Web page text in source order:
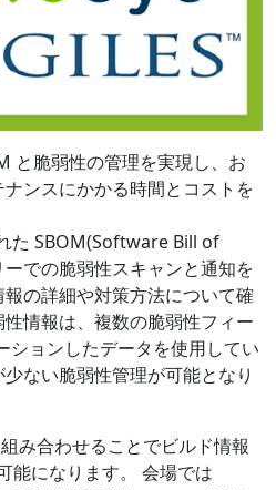
と脆弱性の管理を実現し、お
ンスにかかる時間とコストを
た SBOM(Software Bill of
での脆弱性スキャンと通知を
の詳細や対策方法について確
情報は、複数の脆弱性フィー
ションしたデータを使用してい
ない脆弱性管理が可能となり
み合わせることでビルド情報
能になります。 会場では